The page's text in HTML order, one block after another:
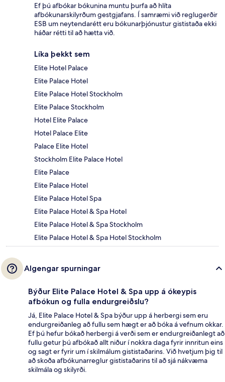
Ef þú afbókar bókunina muntu þurfa að hlíta
afbókunarskilyrðum gestgjafans. Í samræmi við reglugerðir
ESB um neytendarétt eru bókunarþjónustur gististaða ekki
háðar rétti til að hætta við.
Líka þekkt sem
Elite Hotel Palace
Elite Palace Hotel
Elite Palace Hotel Stockholm
Elite Palace Stockholm
Hotel Elite Palace
Hotel Palace Elite
Palace Elite Hotel
Stockholm Elite Palace Hotel
Elite Palace
Elite Palace Hotel
Elite Palace Hotel Spa
Elite Palace Hotel & Spa Hotel
Elite Palace Hotel & Spa Stockholm
Elite Palace Hotel & Spa Hotel Stockholm
Algengar spurningar
Býður Elite Palace Hotel & Spa upp á ókeypis
afbókun og fulla endurgreiðslu?
Já, Elite Palace Hotel & Spa býður upp á herbergi sem eru
endurgreiðanleg að fullu sem hægt er að bóka á vefnum okkar.
Ef þú hefur bókað herbergi á verði sem er endurgreiðanlegt að
fullu getur þú afbókað allt niður í nokkra daga fyrir innritun eins
og sagt er fyrir um í skilmálum gististaðarins. Við hvetjum þig til
að skoða afbókunarreglur gististaðarins til að sjá nákvæma
skilmála og skilyrði.